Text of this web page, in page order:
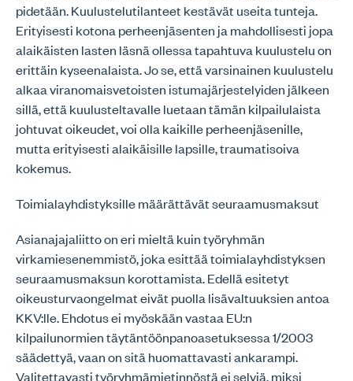
pidetään. Kuulustelutilanteet kestävät useita tunteja.
Erityisesti kotona perheenjäsenten ja mahdollisesti jopa
alaikäisten lasten läsnä ollessa tapahtuva kuulustelu on
erittäin kyseenalaista. Jo se, että varsinainen kuulustelu
alkaa viranomaisvetoisten istumajärjestelyiden jälkeen
sillä, että kuulusteltavalle luetaan tämän kilpailulaista
johtuvat oikeudet, voi olla kaikille perheenjäsenille,
mutta erityisesti alaikäisille lapsille, traumatisoiva
kokemus.
Toimialayhdistyksille määrättävät seuraamusmaksut
Asianajajaliitto on eri mieltä kuin työryhmän
virkamiesenemmistö, joka esittää toimialayhdistyksen
seuraamusmaksun korottamista. Edellä esitetyt
oikeusturvaongelmat eivät puolla lisävaltuuksien antoa
KKV:lle. Ehdotus ei myöskään vastaa EU:n
kilpailunormien täytäntöönpanoasetuksessa 1/2003
säädettyä, vaan on sitä huomattavasti ankarampi.
Valitettavasti työryhmämietinnöstä ei selviä, miksi